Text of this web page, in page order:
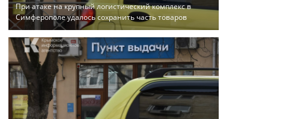
При атаке на крупный логистический комплекс в
Симферополе удалось сохранить часть товаров